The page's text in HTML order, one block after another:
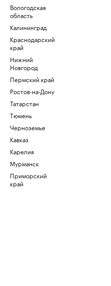
Вологодская
область
Калининград
Краснодарский
край
Нижний
Новгород
Пермский край
Ростов-на-Дону
Татарстан
Тюмень
Черноземье
Кавказ
Карелия
Мурманск
Приморский
край